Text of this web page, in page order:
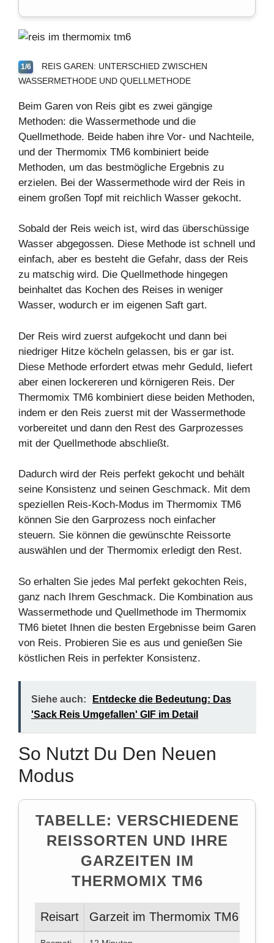
1/6
REIS GAREN: UNTERSCHIED ZWISCHEN
WASSERMETHODE UND QUELLMETHODE
Beim Garen von Reis gibt es zwei gängige
Methoden: die Wassermethode und die
Quellmethode. Beide haben ihre Vor- und Nachteile,
und der Thermomix TM6 kombiniert beide
Methoden, um das bestmögliche Ergebnis zu
erzielen. Bei der Wassermethode wird der Reis in
einem großen Topf mit reichlich Wasser gekocht.
Sobald der Reis weich ist, wird das überschüssige
Wasser abgegossen. Diese Methode ist schnell und
einfach, aber es besteht die Gefahr, dass der Reis
zu matschig wird. Die Quellmethode hingegen
beinhaltet das Kochen des Reises in weniger
Wasser, wodurch er im eigenen Saft gart.
Der Reis wird zuerst aufgekocht und dann bei
niedriger Hitze köcheln gelassen, bis er gar ist.
Diese Methode erfordert etwas mehr Geduld, liefert
aber einen lockereren und körnigeren Reis. Der
Thermomix TM6 kombiniert diese beiden Methoden,
indem er den Reis zuerst mit der Wassermethode
vorbereitet und dann den Rest des Garprozesses
mit der Quellmethode abschließt.
Dadurch wird der Reis perfekt gekocht und behält
seine Konsistenz und seinen Geschmack. Mit dem
speziellen Reis-Koch-Modus im Thermomix TM6
können Sie den Garprozess noch einfacher
steuern. Sie können die gewünschte Reissorte
auswählen und der Thermomix erledigt den Rest.
So erhalten Sie jedes Mal perfekt gekochten Reis,
ganz nach Ihrem Geschmack. Die Kombination aus
Wassermethode und Quellmethode im Thermomix
TM6 bietet Ihnen die besten Ergebnisse beim Garen
von Reis. Probieren Sie es aus und genießen Sie
köstlichen Reis in perfekter Konsistenz.
Siehe auch:
Entdecke die Bedeutung: Das
'Sack Reis Umgefallen' GIF im Detail
So Nutzt Du Den Neuen
Modus
TABELLE: VERSCHIEDENE
REISSORTEN UND IHRE
GARZEITEN IM
THERMOMIX TM6
Reisart Garzeit im Thermomix TM6